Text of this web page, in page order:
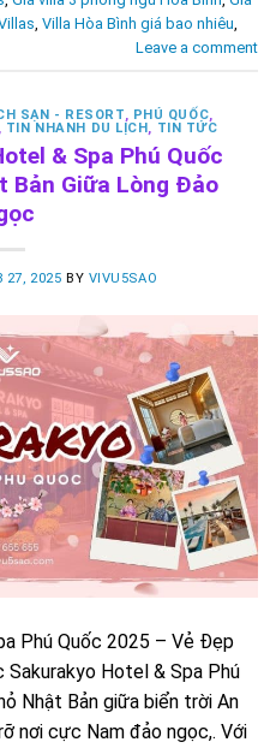
, Villa Hòa Bình giá bao nhiêu,
Leave a comment
SẠN - RESORT, PHÚ QUỐC,
, TIN NHANH DU LỊCH , TIN TỨC
& Spa Phú Quốc
Bản Giữa Lòng Đảo
27, 2025 BY VIVU5SAO
Phú Quốc 2025 – Vẻ Đẹp
Sakurakyo Hotel & Spa Phú
Nhật Bản giữa biển trời An
nơi cực Nam đảo ngọc,. Với